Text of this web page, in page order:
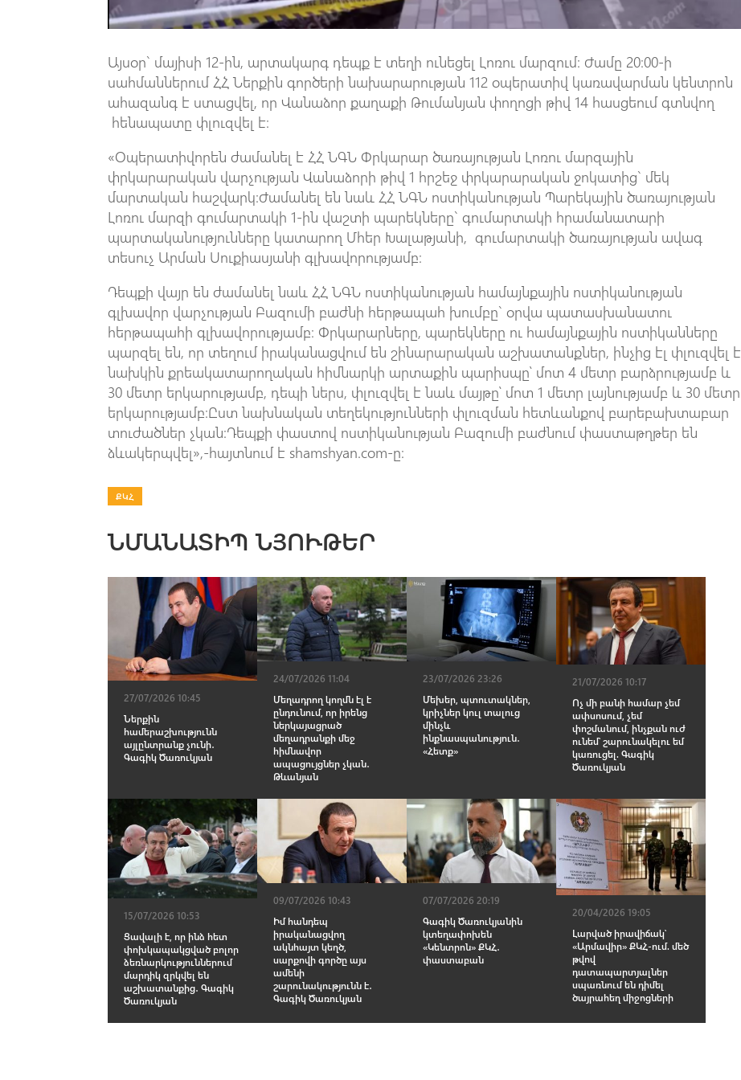
Այսօր` մայիսի 12-ին, արտակարգ դեպք է տեղի ունեցել Լոռու մարզում։ Ժամը 20։00-ի
սահմաններում ՀՀ Ներքին գործերի նախարարության 112 օպերատիվ կառավարման կենտրոն
ահազանգ է ստացվել, որ Վանաձոր քաղաքի Թումանյան փողոցի թիվ 14 հասցեում գտնվող
հենապատը փլուզվել է։
«Օպերատիվորեն ժամանել է ՀՀ ՆԳՆ Փրկարար ծառայության Լոռու մարզային
փրկարարական վարչության Վանաձորի թիվ 1 հրշեջ փրկարարական ջոկատից` մեկ
մարտական հաշվարկ։Ժամանել են նաև ՀՀ ՆԳՆ ոստիկանության Պարեկային ծառայության
Լոռու մարզի գումարտակի 1-ին վաշտի պարեկները` գումարտակի հրամանատարի
պարտականությունները կատարող Մհեր Խալաթյանի, գումարտակի ծառայության ավագ
տեսուչ Արման Սուքիասյանի գլխավորությամբ։
Դեպքի վայր են ժամանել նաև ՀՀ ՆԳՆ ոստիկանության համայնքային ոստիկանության
գլխավոր վարչության Բազումի բաժնի հերթապահ խումբը` օրվա պատասխանատու
հերթապահի գլխավորությամբ։ Փրկարարները, պարեկները ու համայնքային ոստիկանները
պարզել են, որ տեղում իրականացվում են շինարարական աշխատանքներ, ինչից էլ փլուզվել է
նախկին քրեակատարողական հիմնարկի արտաքին պարիսպը՝ մոտ 4 մետր բարձրությամբ և
30 մետր երկարությամբ, դեպի ներս, փլուզվել է նաև մայթը՝ մոտ 1 մետր լայնությամբ և 30 մետր
երկարությամբ։Ըստ նախնական տեղեկությունների փլուզման հետևանքով բարեբախտաբար
տուժածներ չկան։Դեպքի փաստով ոստիկանության Բազումի բաժնում փաստաթղթեր են
ձևակերպվել»,-հայտնում է shamshyan.com-ը։
ՔԿՀ
ՆՄԱՆԱՏԻՊ ՆՅՈՒԹԵՐ
27/07/2026 10:45
Ներքին
համերաշխությունն
այլընտրանք չունի․
Գագիկ Ծառուկյան
24/07/2026 11:04
Մեղադրող կողմն էլ է
ընդունում, որ իրենց
ներկայացրած
մեղադրանքի մեջ
հիմնավոր
ապացույցներ չկան․
Թևանյան
23/07/2026 23:26
Մեխեր, պտուտակներ,
կրիչներ կուլ տալուց
մինչև
ինքնաuպանություն․
«Հետք»
21/07/2026 10:17
Ոչ մի բանի համար չեմ
ափսոսում, չեմ
փոշմանում, ինչքան ուժ
ունեմ՝ շարունակելու եմ
կառուցել. Գագիկ
Ծառուկյան
15/07/2026 10:53
Ցավալի է, որ ինձ հետ
փոխկապակցված բոլոր
ձեռնարկություններում
մարդիկ զրկվել են
աշխատանքից․ Գագիկ
Ծառուկյան
09/07/2026 10:43
Իմ հանդեպ
իրականացվող
ակնհայտ կեղծ,
սարքովի գործը այս
ամենի
շարունակությունն է․
Գագիկ Ծառուկյան
07/07/2026 20:19
Գագիկ Ծառուկյանին
կտեղափոխեն
«Կենտրոն» ՔԿՀ․
փաստաբան
20/04/2026 19:05
Լարված իրավիճակ՝
«Արմավիր» ՔԿՀ-ում. մեծ
թվով
դատապարտյալներ
սպառնում են դիմել
ծայրահեղ միջոցների